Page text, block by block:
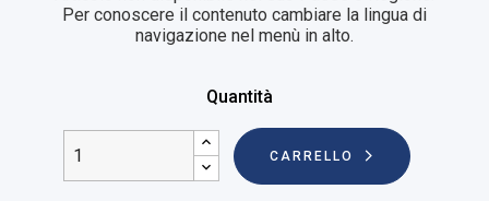
Per conoscere il contenuto cambiare la lingua di
navigazione nel menù in alto.
Quantità
CARRELLO